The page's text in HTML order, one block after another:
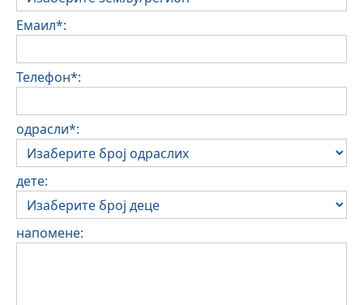
Емаил*:
Телефон*:
одрасли*:
дете:
напомене: